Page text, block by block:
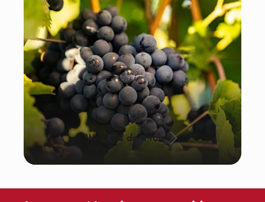
Wein aus der Pfalz